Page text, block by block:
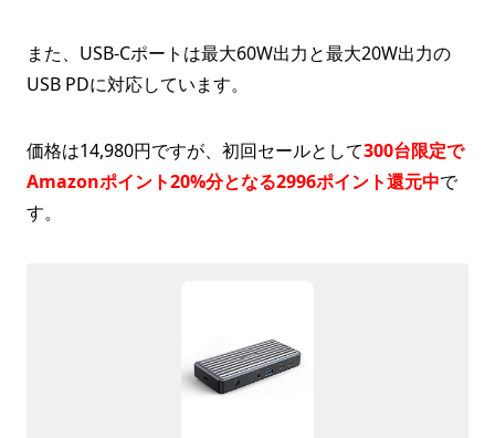
また、USB-Cポートは最大60W出力と最大20W出力の
USB PDに対応しています。
価格は14,980円ですが、初回セールとして300台限定で
Amazonポイント20%分となる2996ポイント還元中で
す。